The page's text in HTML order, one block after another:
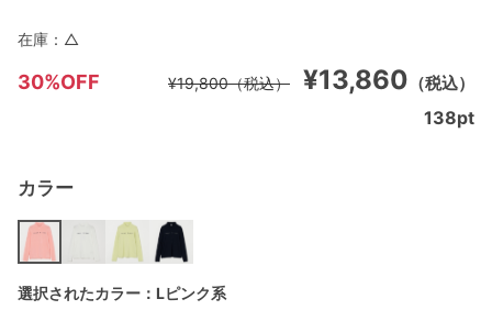
30%OFF ¥13,860 （税込）
¥19,800（税込）
カラー
選択されたカラー：Lピンク系
在庫： △
138pt